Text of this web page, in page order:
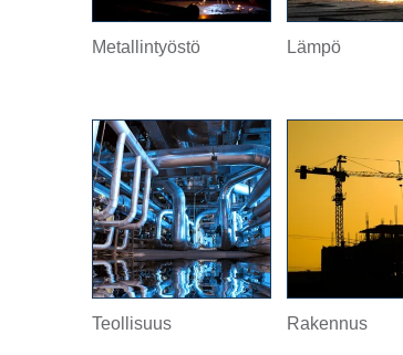
Metallintyöstö Lämpö
Teollisuus Rakennus